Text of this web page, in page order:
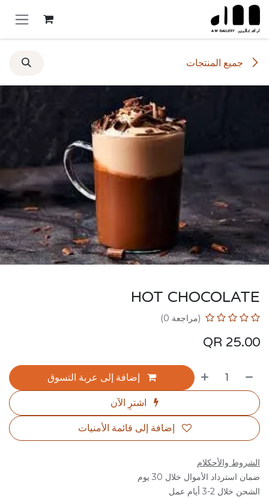
تخطي للذهاب إلى المحتوى
جميع المنتجات
HOT CHOCOLATE
(مراجعة 0)
25.00
إضافة إلى عربة التسوق
اشترِ الآن
إضافة إلى قائمة الأمنيات
الشروط والأحكلام
ضمان استرداد الأموال خلال 30 يوم
الشحن خلال 2-3 أيام عمل